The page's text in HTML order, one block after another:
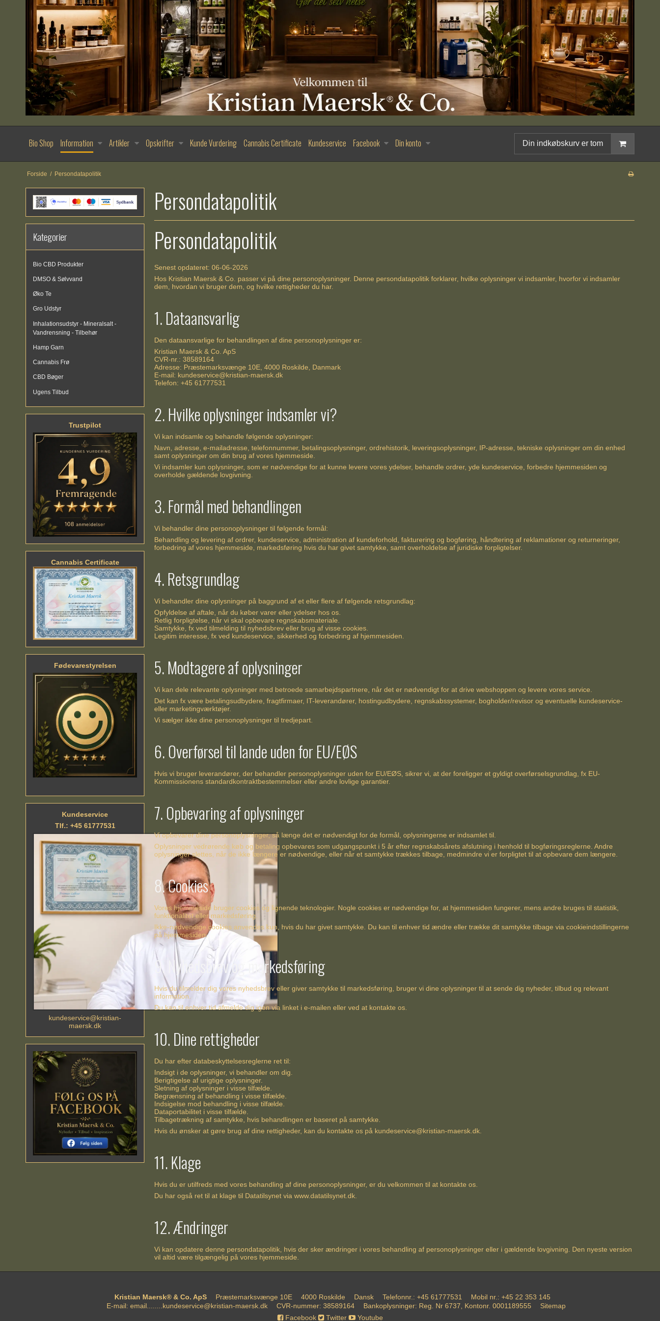
Bio Shop Information Artikler Opskrifter Kunde Vurdering Cannabis Certificate Kundeservice Facebook Din konto Din indkøbskurv er tom
Forside / Persondatapolitik
Kategorier
Bio CBD Produkter
DMSO & Sølvvand
Øko Te
Gro Udstyr
Inhalationsudstyr - Mineralsalt -
Vandrensning - Tilbehør
Hamp Garn
Cannabis Frø
CBD Bøger
Ugens Tilbud
Trustpilot
Cannabis Certificate
Fødevarestyrelsen
Kundeservice
Tlf.: +45 61777531
kundeservice@kristian-
maersk.dk
Persondatapolitik
Persondatapolitik
Senest opdateret: 06-06-2026
Hos Kristian Maersk & Co. passer vi på dine personoplysninger. Denne persondatapolitik forklarer, hvilke oplysninger vi indsamler, hvorfor vi indsamler
dem, hvordan vi bruger dem, og hvilke rettigheder du har.
1. Dataansvarlig
Den dataansvarlige for behandlingen af dine personoplysninger er:
Kristian Maersk & Co. ApS
CVR-nr.: 38589164
Adresse: Præstemarksvænge 10E, 4000 Roskilde, Danmark
E-mail: kundeservice@kristian-maersk.dk
Telefon: +45 61777531
2. Hvilke oplysninger indsamler vi?
Vi kan indsamle og behandle følgende oplysninger:
Navn, adresse, e-mailadresse, telefonnummer, betalingsoplysninger, ordrehistorik, leveringsoplysninger, IP-adresse, tekniske oplysninger om din enhed
samt oplysninger om din brug af vores hjemmeside.
Vi indsamler kun oplysninger, som er nødvendige for at kunne levere vores ydelser, behandle ordrer, yde kundeservice, forbedre hjemmesiden og
overholde gældende lovgivning.
3. Formål med behandlingen
Vi behandler dine personoplysninger til følgende formål:
Behandling og levering af ordrer, kundeservice, administration af kundeforhold, fakturering og bogføring, håndtering af reklamationer og returneringer,
forbedring af vores hjemmeside, markedsføring hvis du har givet samtykke, samt overholdelse af juridiske forpligtelser.
4. Retsgrundlag
Vi behandler dine oplysninger på baggrund af et eller flere af følgende retsgrundlag:
Opfyldelse af aftale, når du køber varer eller ydelser hos os.
Retlig forpligtelse, når vi skal opbevare regnskabsmateriale.
Samtykke, fx ved tilmelding til nyhedsbrev eller brug af visse cookies.
Legitim interesse, fx ved kundeservice, sikkerhed og forbedring af hjemmesiden.
5. Modtagere af oplysninger
Vi kan dele relevante oplysninger med betroede samarbejdspartnere, når det er nødvendigt for at drive webshoppen og levere vores service.
Det kan fx være betalingsudbydere, fragtfirmaer, IT-leverandører, hostingudbydere, regnskabssystemer, bogholder/revisor og eventuelle kundeservice-
eller marketingværktøjer.
Vi sælger ikke dine personoplysninger til tredjepart.
6. Overførsel til lande uden for EU/EØS
Hvis vi bruger leverandører, der behandler personoplysninger uden for EU/EØS, sikrer vi, at der foreligger et gyldigt overførselsgrundlag, fx EU-
Kommissionens standardkontraktbestemmelser eller andre lovlige garantier.
7. Opbevaring af oplysninger
Vi opbevarer dine personoplysninger, så længe det er nødvendigt for de formål, oplysningerne er indsamlet til.
Oplysninger vedrørende køb og betaling opbevares som udgangspunkt i 5 år efter regnskabsårets afslutning i henhold til bogføringsreglerne. Andre
oplysninger slettes, når de ikke længere er nødvendige, eller når et samtykke trækkes tilbage, medmindre vi er forpligtet til at opbevare dem længere.
8. Cookies
Vores hjemmeside bruger cookies og lignende teknologier. Nogle cookies er nødvendige for, at hjemmesiden fungerer, mens andre bruges til statistik,
funktionalitet eller markedsføring.
Ikke-nødvendige cookies anvendes kun, hvis du har givet samtykke. Du kan til enhver tid ændre eller trække dit samtykke tilbage via cookieindstillingerne
på hjemmesiden.
9. Nyhedsbrev og markedsføring
Hvis du tilmelder dig vores nyhedsbrev eller giver samtykke til markedsføring, bruger vi dine oplysninger til at sende dig nyheder, tilbud og relevant
information.
Du kan til enhver tid afmelde dig igen via linket i e-mailen eller ved at kontakte os.
10. Dine rettigheder
Du har efter databeskyttelsesreglerne ret til:
Indsigt i de oplysninger, vi behandler om dig.
Berigtigelse af urigtige oplysninger.
Sletning af oplysninger i visse tilfælde.
Begrænsning af behandling i visse tilfælde.
Indsigelse mod behandling i visse tilfælde.
Dataportabilitet i visse tilfælde.
Tilbagetrækning af samtykke, hvis behandlingen er baseret på samtykke.
Hvis du ønsker at gøre brug af dine rettigheder, kan du kontakte os på kundeservice@kristian-maersk.dk.
11. Klage
Hvis du er utilfreds med vores behandling af dine personoplysninger, er du velkommen til at kontakte os.
Du har også ret til at klage til Datatilsynet viawww.datatilsynet.dk.
12. Ændringer
Vi kan opdatere denne persondatapolitik, hvis der sker ændringer i vores behandling af personoplysninger eller i gældende lovgivning. Den nyeste version
vil altid være tilgængelig på vores hjemmeside.
Kristian Maersk® & Co. ApS Præstemarksvænge 10E 4000 Roskilde Dansk Telefonnr. : +45 61777531 Mobil nr. : +45 22 353 145
E-mail: email........kundeservice@kristian-maersk.dk CVR-nummer: 38589164 Bankoplysninger: Reg. Nr 6737, Kontonr. 0001189555
Sitemap
Facebook
Twitter Youtube